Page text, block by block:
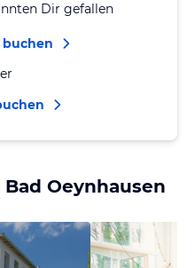
Dir gefallen
buchen
Oeynhausen